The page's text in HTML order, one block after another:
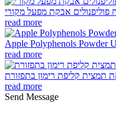
פוליפנולים אבקת מפעל מקורי
read more
read more
קליפת רימון בתפזורת
read more
Send Message